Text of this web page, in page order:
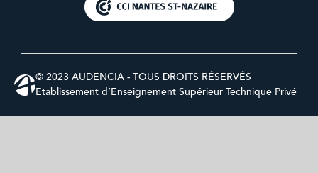
© 2023 AUDENCIA - TOUS DROITS RÉSERVÉS
Etablissement d’Enseignement Supérieur Technique Privé